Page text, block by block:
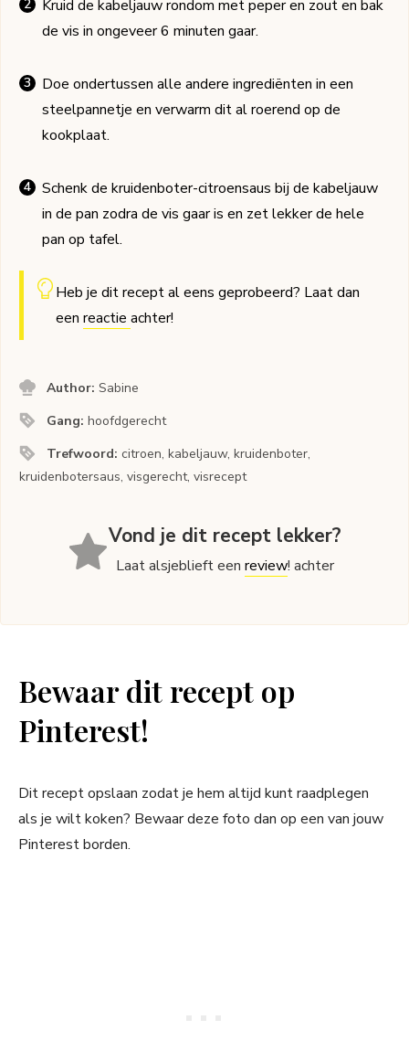
Kruid de kabeljauw rondom met peper en zout en bak
de vis in ongeveer 6 minuten gaar.
Doe ondertussen alle andere ingrediënten in een
steelpannetje en verwarm dit al roerend op de
kookplaat.
Schenk de kruidenboter-citroensaus bij de kabeljauw
in de pan zodra de vis gaar is en zet lekker de hele
pan op tafel.
Heb je dit recept al eens geprobeerd? Laat dan
een reactie achter!
Author:Sabine
Gang:hoofdgerecht
Trefwoord: citroen, kabeljauw, kruidenboter,
kruidenbotersaus, visgerecht, visrecept
Vond je dit recept lekker?
Laat alsjeblieft eenreview! achter
Bewaar dit recept op
Pinterest!
Dit recept opslaan zodat je hem altijd kunt raadplegen
als je wilt koken? Bewaar deze foto dan op een van jouw
Pinterest borden.